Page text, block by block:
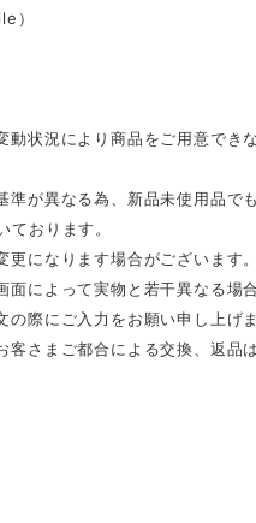
）
状況により商品をご用意でき
が異なる為、新品未使用品で
ております。
になります場合がございます。
によって実物と若干異なる場
際にご入力をお願い申し上げま
さまご都合による交換、返品